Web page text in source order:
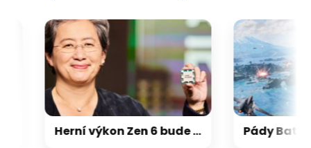
Herní výkon Zen 6 bude 15-18 % nad Zen 5, na úrovni Zen 5 X3D